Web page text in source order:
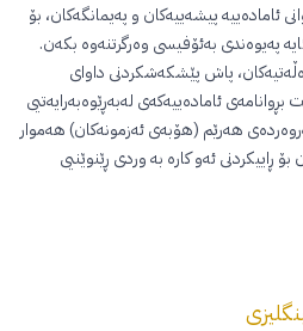
ئامادەییە پیشەییەکان و پەیمانگەکان، بۆ
پەیوەندی بەئۆفیسی وەرگرتنەوە بکەن.
پاش پێشکەشکردنی داوای
بڕوانامەی ئامادەییەکەی لەبەڕێوەبەرایەتیی
هەرێم (هۆبەی ئەزمونەکان) هەموار
ڕاییکردنی ئەو کارە بە وردی ڕێنوێنیی